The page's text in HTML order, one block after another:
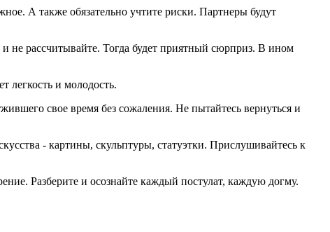
А также обязательно учтите риски. Партнеры будут
не рассчитывайте. Тогда будет приятный сюрприз. В ином
легкость и молодость.
свое время без сожаления. Не пытайтесь вернуться и
- картины, скульптуры, статуэтки. Прислушивайтесь к
Разберите и осознайте каждый постулат, каждую догму.